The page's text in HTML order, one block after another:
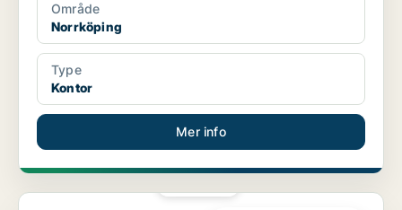
Område
Norrköping
Type
Kontor
Mer info
Butikslokal i Norrköping